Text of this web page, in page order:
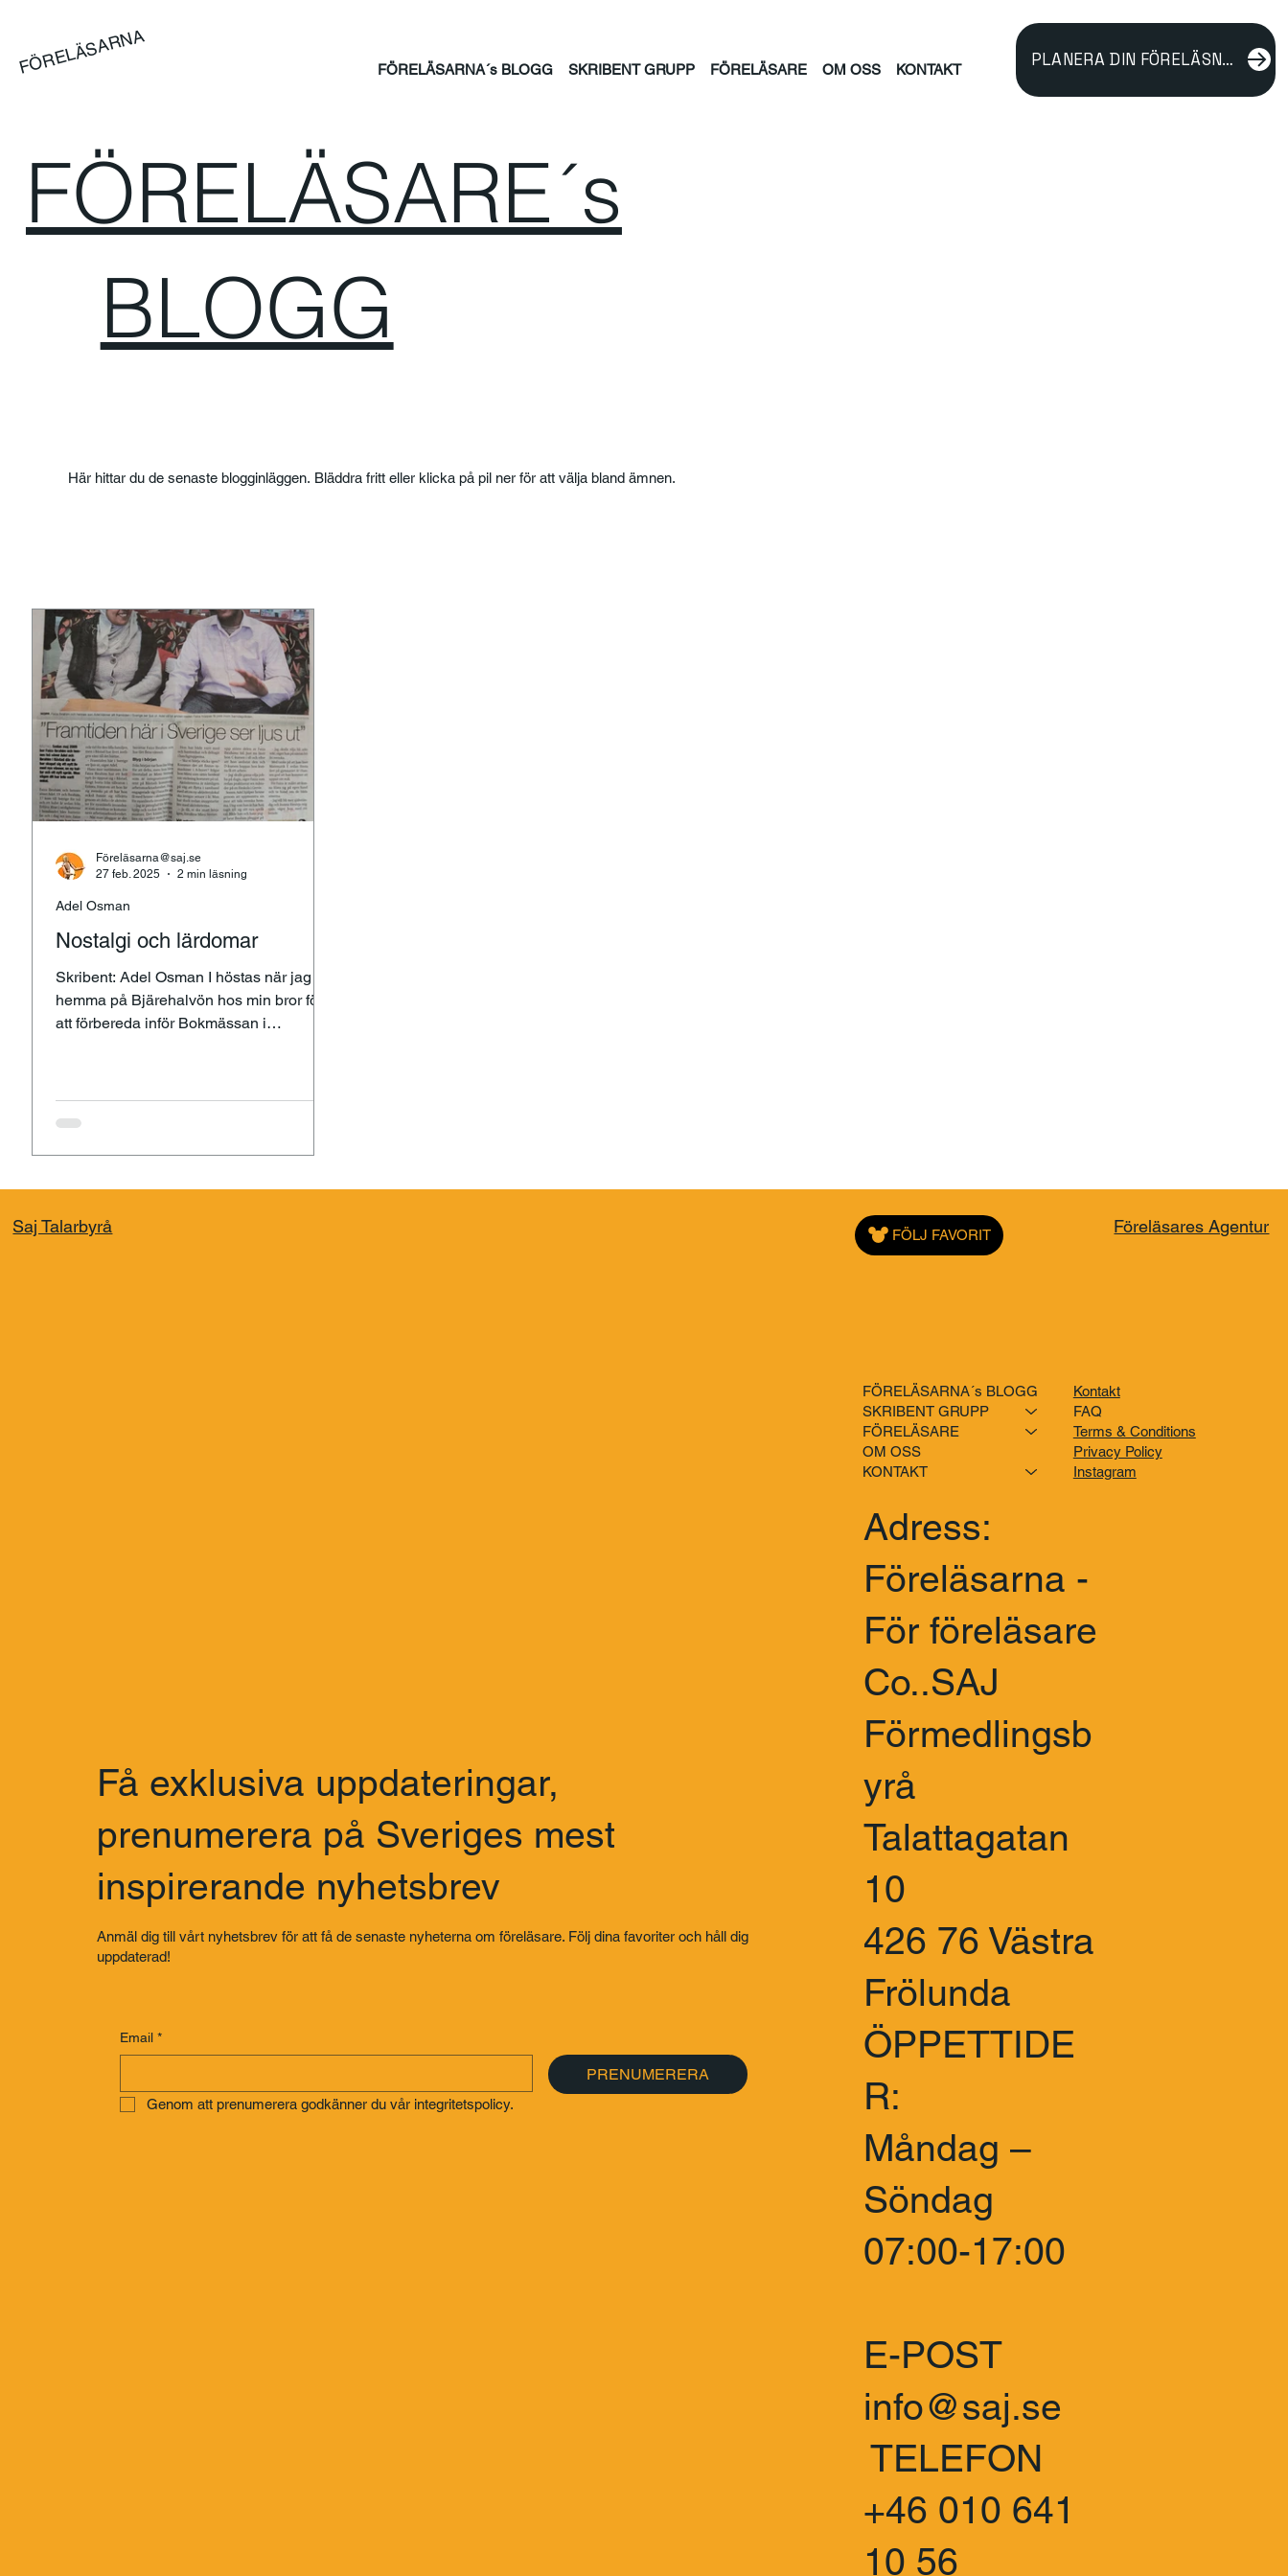
FÖRELÄSARNA FÖRELÄSARNA´s BLOGG SKRIBENT GRUPP FÖRELÄSARE OM OSS KONTAKT PLANERA DIN FÖRELÄSNING
FÖRELÄSARE´s
BLOGG
Här hittar du de senaste blogginläggen. Bläddra fritt eller klicka på pil ner för att välja bland ämnen.
Nostalgi och lärdomar
Skribent: Adel Osman I höstas när jag var
hemma på Bjärehalvön hos min bror för
att förbereda inför Bokmässan i
Adel Osman
Föreläsarna@saj.se
27 feb. 2025
2 min läsning
Saj Talarbyrå Föreläsares Agentur
FÖLJ FAVORIT
Få exklusiva uppdateringar,
prenumerera på Sveriges mest
inspirerande nyhetsbrev
Anmäl dig till vårt nyhetsbrev för att få de senaste nyheterna om föreläsare. Följ dina favoriter och håll dig
uppdaterad!
Email *
PRENUMERERA
Genom att prenumerera godkänner du vår integritetspolicy.
FÖRELÄSARNA´s BLOGG
SKRIBENT GRUPP
FÖRELÄSARE
OM OSS
KONTAKT
Adress:
Föreläsarna -
För föreläsare
Co..SAJ
Förmedlingsb
yrå
Talattagatan
10
426 76 Västra
Frölunda
ÖPPETTIDE
R:
Måndag –
Söndag
07:00-17:00
E-POST
info@saj.se
TELEFON
+46 010 641
10 56
Kontakt
FAQ
Terms & Conditions
Privacy Policy
Instagram